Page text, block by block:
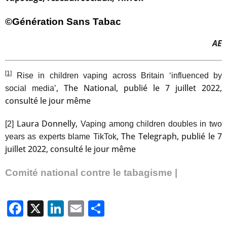
©Génération Sans Tabac
AE
[1]
Rise in children vaping across Britain ‘influenced by
social media’, The National, publié le 7 juillet 2022,
consulté le jour même
[2] Laura Donnelly, Vaping among children doubles in two
years as experts blame TikTok, The Telegraph, publié le 7
juillet 2022, consulté le jour même
Comité national contre le tabagisme |
Facebook
X LinkedIn
Email